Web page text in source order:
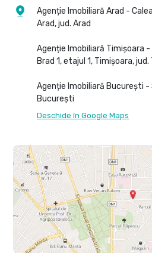
Agenție Imobiliară Arad -
Arad, jud. Arad
Agenție Imobiliară Timișoara
Brad 1, etajul 1, Timișoara, jud.
Agenție Imobiliară București -
București
Deschide în Google Maps